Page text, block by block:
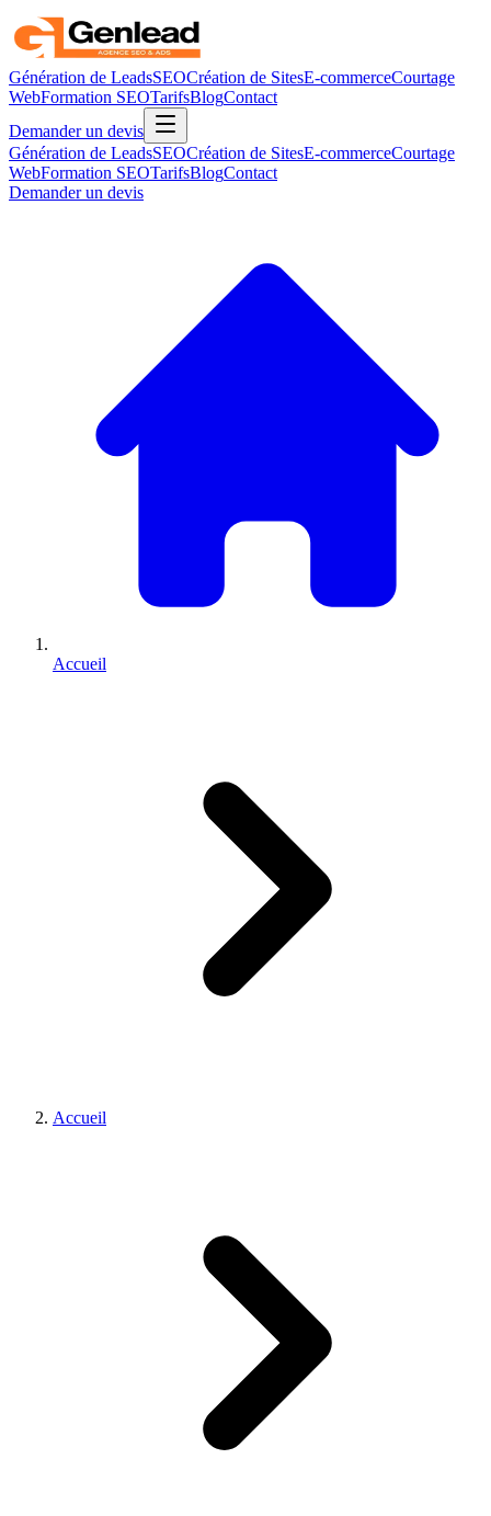
Génération de LeadsSEOCréation de SitesE-commerceCourtage
WebFormation SEOTarifsBlogContact
Demander un devis
Génération de LeadsSEOCréation de SitesE-commerceCourtage
WebFormation SEOTarifsBlogContact
Demander un devis
Accueil
Accueil